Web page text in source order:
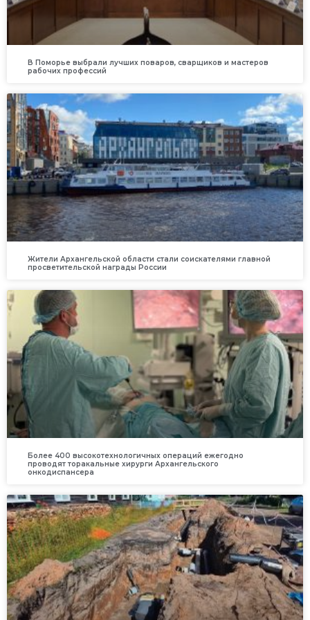
В Поморье выбрали лучших поваров, сварщиков и мастеров
рабочих профессий
Жители Архангельской области стали соискателями главной
просветительской награды России
Более 400 высокотехнологичных операций ежегодно
проводят торакальные хирурги Архангельского
онкодиспансера